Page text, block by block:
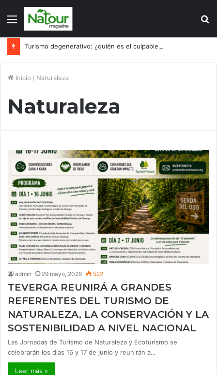
Menú
Inicio / Naturaleza
Naturaleza
admin 29 mayo, 2026 522
TEVERGA REUNIRÁ A GRANDES
REFERENTES DEL TURISMO DE
NATURALEZA, LA CONSERVACIÓN Y LA
SOSTENIBILIDAD A NIVEL NACIONAL
Las Jornadas de Turismo de Naturaleza y Ecoturismo se
celebrarán los días 16 y 17 de junio y reunirán a…
Leer más »